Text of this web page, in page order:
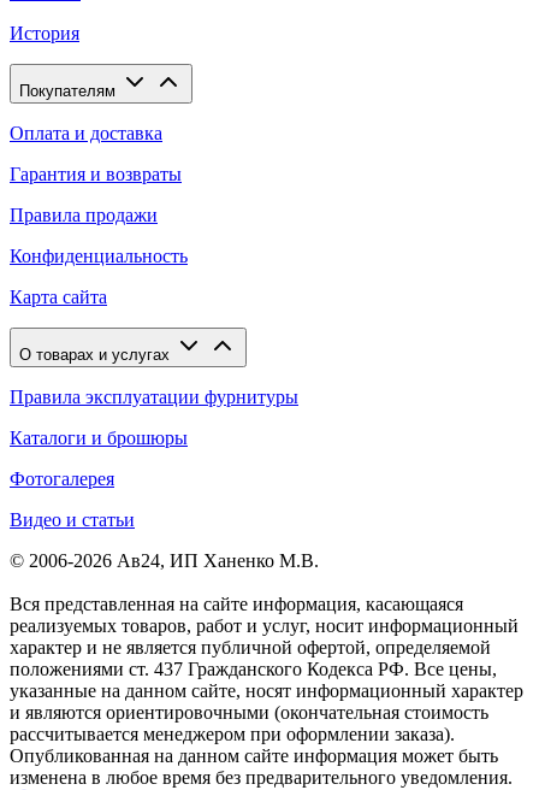
История
Покупателям
Оплата и доставка
Гарантия и возвраты
Правила продажи
Конфиденциальность
Карта сайта
О товарах и услугах
Правила эксплуатации фурнитуры
Каталоги и брошюры
Фотогалерея
Видео и статьи
© 2006-2026 Ав24, ИП Ханенко М.В.
Вся представленная на сайте информация, касающаяся
реализуемых товаров, работ и услуг, носит информационный
характер и не является публичной офертой, определяемой
положениями ст. 437 Гражданского Кодекса РФ. Все цены,
указанные на данном сайте, носят информационный характер
и являются ориентировочными (окончательная стоимость
рассчитывается менеджером при оформлении заказа).
Опубликованная на данном сайте информация может быть
изменена в любое время без предварительного уведомления.